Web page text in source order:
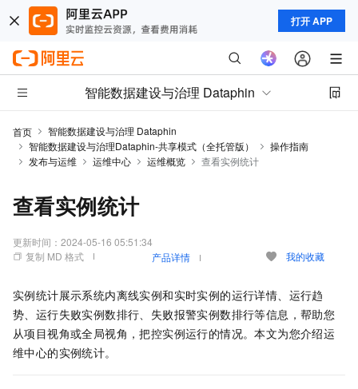
打开 APP
智能数据建设与治理 Dataphin
首页
智能数据建设与治理 Dataphin
智能数据建设与治理Dataphin-共享模式（全托管版）
操作指南
发布与运维
运维中心 运维概览 查看实例统计
查看实例统计
更新时间： 2024-05-16 05:51:34
复制 MD 格式
产品详情 我的收藏
实例统计展示系统内离线实例和实时实例的运行详情、运行趋
势、运行失败实例数排行、失败报警实例数排行等信息，帮助您
从项目视角或全局视角，把控实例运行的情况。本文为您介绍运
维中心的实例统计。